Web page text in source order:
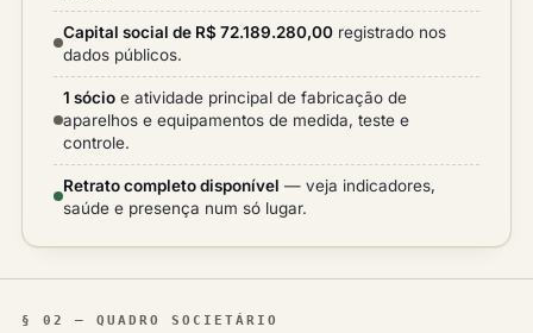
Capital social de R$ 72.189.280,00 registrado nos
dados públicos.
1 sócio e atividade principal de fabricação de
aparelhos e equipamentos de medida, teste e
controle.
Retrato completo disponível — veja indicadores,
saúde e presença num só lugar.
§ 02 — QUADRO SOCIETÁRIO